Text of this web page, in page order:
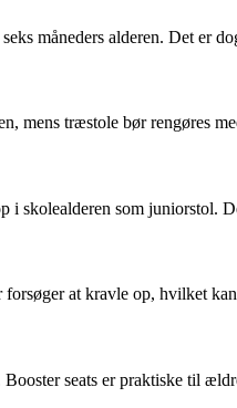
måneders alderen. Det er
mens træstole bør rengøres
i skolealderen som juniorstol.
at kravle op, hvilket
seats er praktiske til